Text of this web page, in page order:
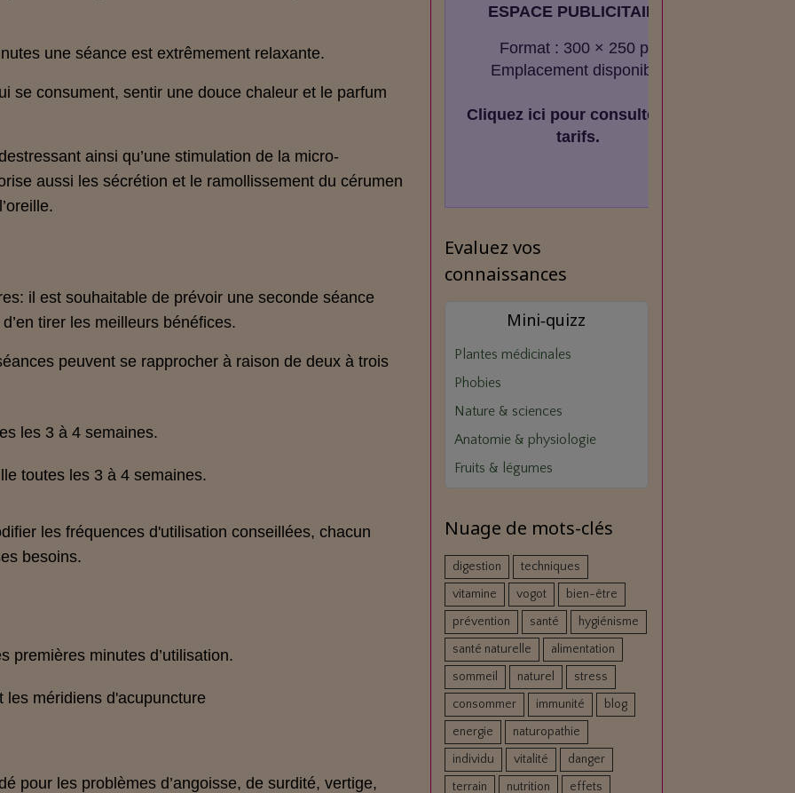
une séance est extrêmement relaxante.
se consument, sentir une douce chaleur et le parfum
ainsi qu’une stimulation de la micro-
aussi les sécrétion et le ramollissement du cérumen
il est souhaitable de prévoir une seconde séance
tirer les meilleurs bénéfices.
peuvent se rapprocher à raison de deux à trois
les 3 à 4 semaines.
toutes les 3 à 4 semaines.
les fréquences d'utilisation conseillées, chacun
besoins.
premières minutes d’utilisation.
les méridiens d'acupuncture
pour les problèmes d’angoisse, de surdité, vertige,
ESPACE PUBLICITAIRE
Format : 300 × 250 px
Emplacement disponible
Cliquez ici pour consulter les
tarifs.
Evaluez vos
connaissances
Mini‑quizz
Plantes médicinales
Phobies
Nature & sciences
Anatomie & physiologie
Fruits & légumes
Nuage de mots-clés
digestion
techniques
vitamine
vogot
bien-être
prévention
santé
hygiénisme
santé naturelle
alimentation
sommeil
naturel
stress
consommer
immunité
blog
energie
naturopathie
individu
vitalité
danger
terrain
nutrition effets